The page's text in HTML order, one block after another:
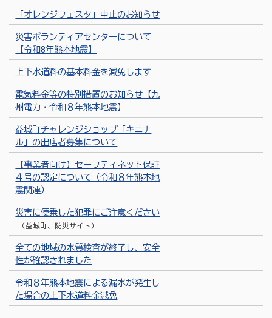
「オレンジフェスタ」中止のお知らせ
災害ボランティアセンターについて
【令和8年熊本地震】
上下水道料の基本料金を減免します
電気料金等の特別措置のお知らせ【九
州電力・令和８年熊本地震】
益城町チャレンジショップ「キニナ
ル」の出店者募集について
【事業者向け】セーフティネット保証
４号の認定について（令和８年熊本地
震関連）
災害に便乗した犯罪にご注意ください
（益城町、防災サイト）
全ての地域の水質検査が終了し、安全
性が確認されました
令和８年熊本地震による漏水が発生し
た場合の上下水道料金減免